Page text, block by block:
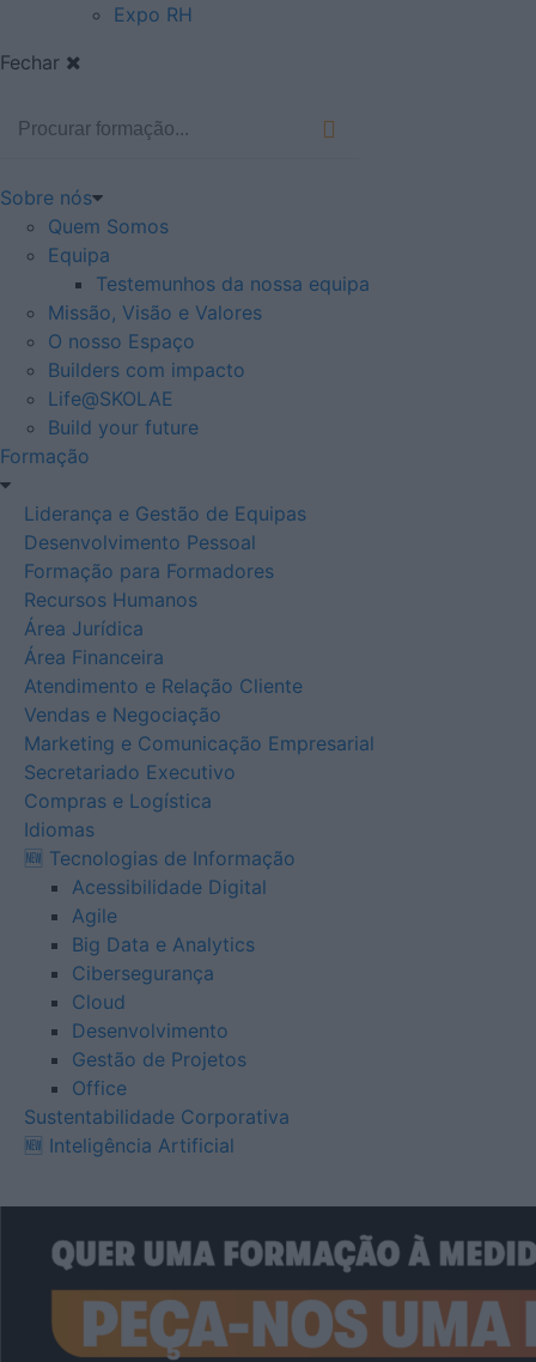
Expo RH
Fechar
Sobre nós
Quem Somos
Equipa
Testemunhos da nossa equipa
Missão, Visão e Valores
O nosso Espaço
Builders com impacto
Life@SKOLAE
Build your future
Formação
Liderança e Gestão de Equipas
Desenvolvimento Pessoal
Formação para Formadores
Recursos Humanos
Área Jurídica
Área Financeira
Atendimento e Relação Cliente
Vendas e Negociação
Marketing e Comunicação Empresarial
Secretariado Executivo
Compras e Logística
Idiomas
🆕 Tecnologias de Informação
Acessibilidade Digital
Agile
Big Data e Analytics
Cibersegurança
Cloud
Desenvolvimento
Gestão de Projetos
Office
Sustentabilidade Corporativa
🆕 Inteligência Artificial